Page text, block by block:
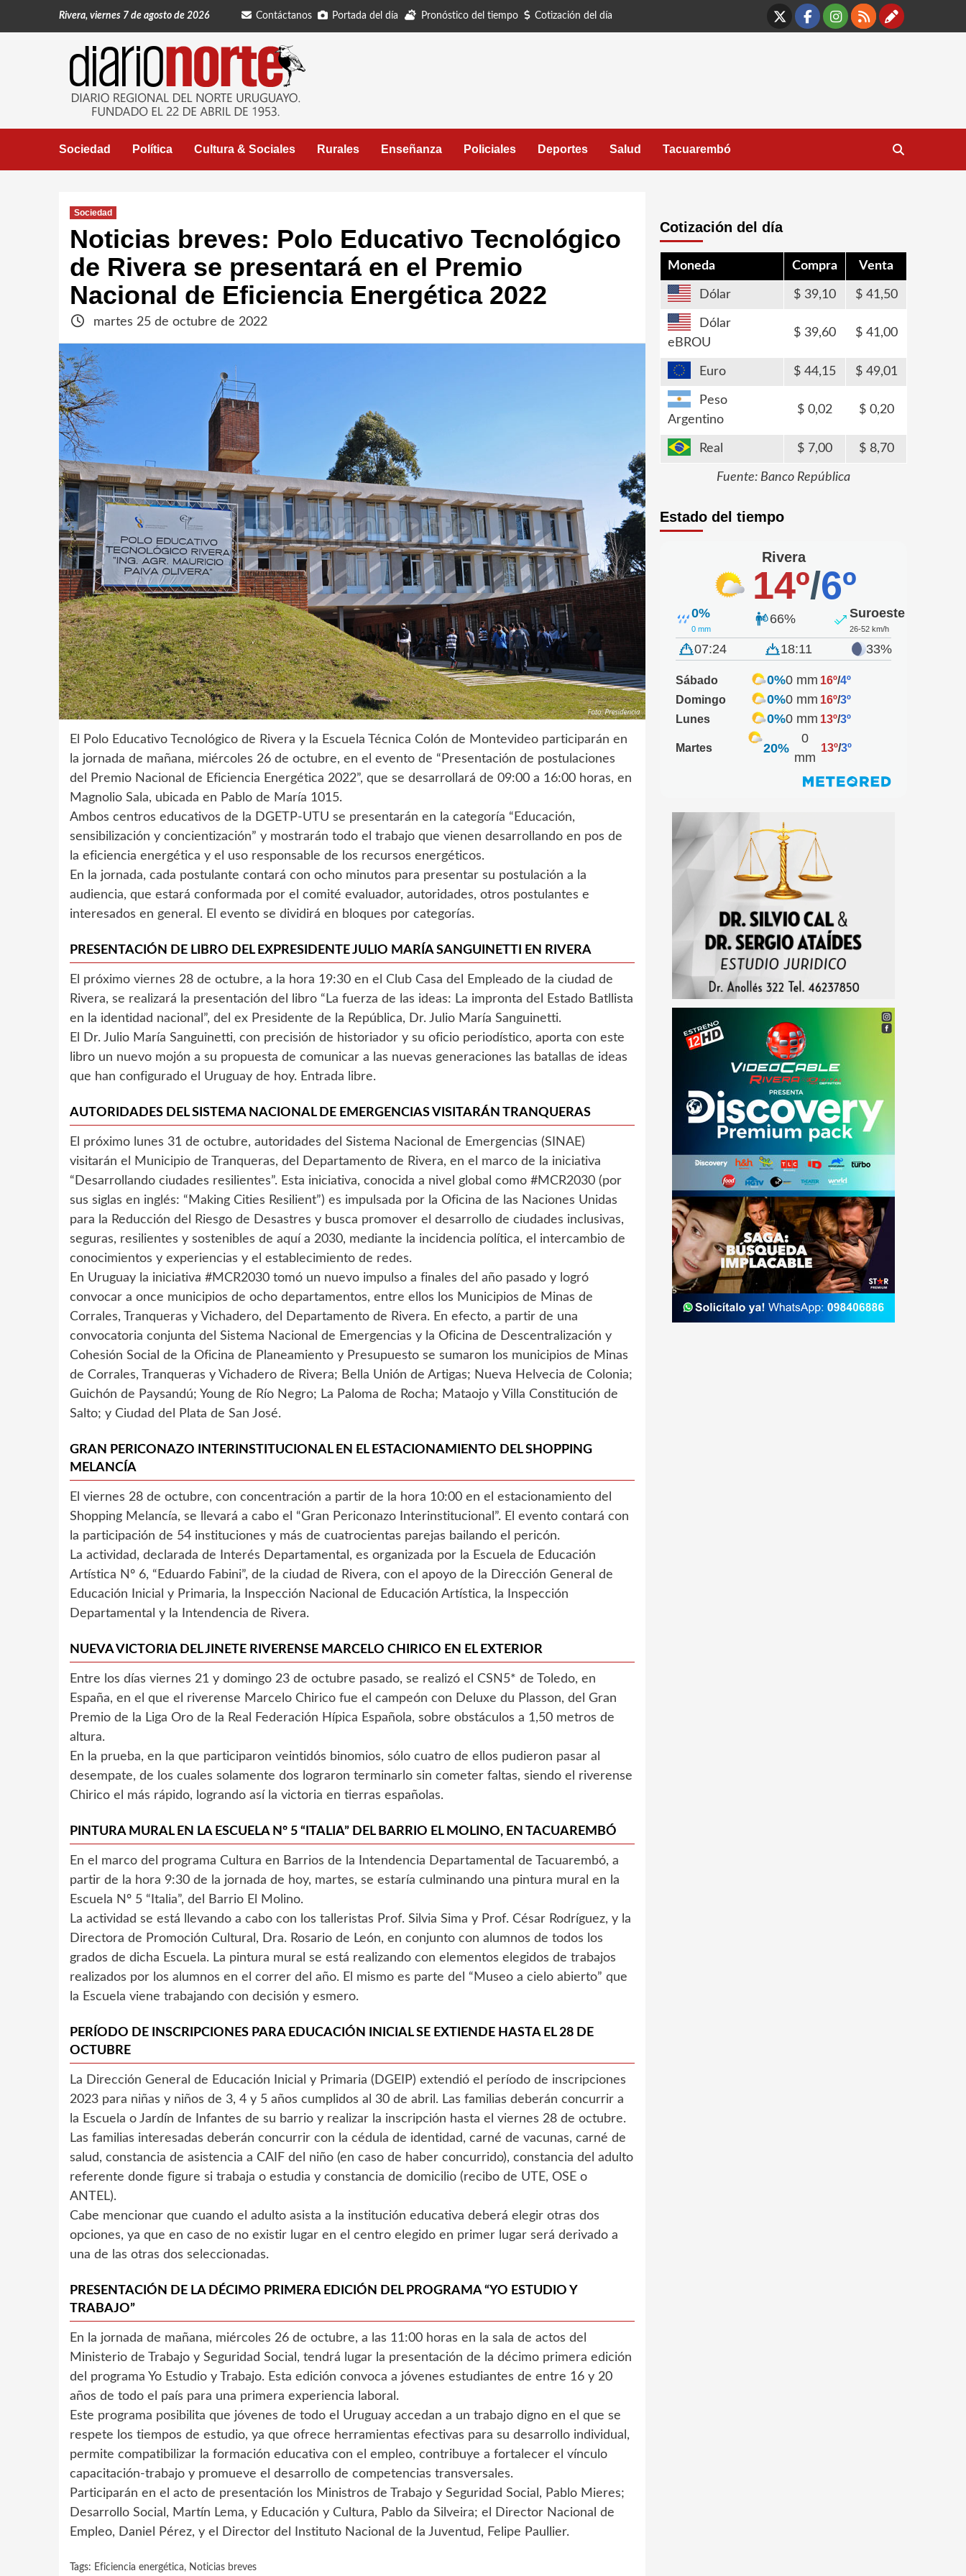
Rivera, viernes 7 de agosto de 2026 Contáctanos Portada del día Pronóstico del tiempo Cotización del día
X Facebook
Instagram
RSS
Sociedad Política Cultura & Sociales Rurales Enseñanza Policiales Deportes Salud Tacuarembó
Sociedad
Noticias breves: Polo Educativo Tecnológico
de Rivera se presentará en el Premio
Nacional de Eficiencia Energética 2022
martes 25 de octubre de 2022
El Polo Educativo Tecnológico de Rivera y la Escuela Técnica Colón de Montevideo participarán en
la jornada de mañana, miércoles 26 de octubre, en el evento de “Presentación de postulaciones
del Premio Nacional de Eficiencia Energética 2022”, que se desarrollará de 09:00 a 16:00 horas, en
Magnolio Sala, ubicada en Pablo de María 1015.
Ambos centros educativos de la DGETP-UTU se presentarán en la categoría “Educación,
sensibilización y concientización” y mostrarán todo el trabajo que vienen desarrollando en pos de
la eficiencia energética y el uso responsable de los recursos energéticos.
En la jornada, cada postulante contará con ocho minutos para presentar su postulación a la
audiencia, que estará conformada por el comité evaluador, autoridades, otros postulantes e
interesados en general. El evento se dividirá en bloques por categorías.
PRESENTACIÓN DE LIBRO DEL EXPRESIDENTE JULIO MARÍA SANGUINETTI EN RIVERA
El próximo viernes 28 de octubre, a la hora 19:30 en el Club Casa del Empleado de la ciudad de
Rivera, se realizará la presentación del libro “La fuerza de las ideas: La impronta del Estado Batllista
en la identidad nacional”, del ex Presidente de la República, Dr. Julio María Sanguinetti.
El Dr. Julio María Sanguinetti, con precisión de historiador y su oficio periodístico, aporta con este
libro un nuevo mojón a su propuesta de comunicar a las nuevas generaciones las batallas de ideas
que han configurado el Uruguay de hoy. Entrada libre.
AUTORIDADES DEL SISTEMA NACIONAL DE EMERGENCIAS VISITARÁN TRANQUERAS
El próximo lunes 31 de octubre, autoridades del Sistema Nacional de Emergencias (SINAE)
visitarán el Municipio de Tranqueras, del Departamento de Rivera, en el marco de la iniciativa
“Desarrollando ciudades resilientes”. Esta iniciativa, conocida a nivel global como #MCR2030 (por
sus siglas en inglés: “Making Cities Resilient”) es impulsada por la Oficina de las Naciones Unidas
para la Reducción del Riesgo de Desastres y busca promover el desarrollo de ciudades inclusivas,
seguras, resilientes y sostenibles de aquí a 2030, mediante la incidencia política, el intercambio de
conocimientos y experiencias y el establecimiento de redes.
En Uruguay la iniciativa #MCR2030 tomó un nuevo impulso a finales del año pasado y logró
convocar a once municipios de ocho departamentos, entre ellos los Municipios de Minas de
Corrales, Tranqueras y Vichadero, del Departamento de Rivera. En efecto, a partir de una
convocatoria conjunta del Sistema Nacional de Emergencias y la Oficina de Descentralización y
Cohesión Social de la Oficina de Planeamiento y Presupuesto se sumaron los municipios de Minas
de Corrales, Tranqueras y Vichadero de Rivera; Bella Unión de Artigas; Nueva Helvecia de Colonia;
Guichón de Paysandú; Young de Río Negro; La Paloma de Rocha; Mataojo y Villa Constitución de
Salto; y Ciudad del Plata de San José.
GRAN PERICONAZO INTERINSTITUCIONAL EN EL ESTACIONAMIENTO DEL SHOPPING
MELANCÍA
El viernes 28 de octubre, con concentración a partir de la hora 10:00 en el estacionamiento del
Shopping Melancía, se llevará a cabo el “Gran Periconazo Interinstitucional”. El evento contará con
la participación de 54 instituciones y más de cuatrocientas parejas bailando el pericón.
La actividad, declarada de Interés Departamental, es organizada por la Escuela de Educación
Artística Nº 6, “Eduardo Fabini”, de la ciudad de Rivera, con el apoyo de la Dirección General de
Educación Inicial y Primaria, la Inspección Nacional de Educación Artística, la Inspección
Departamental y la Intendencia de Rivera.
NUEVA VICTORIA DEL JINETE RIVERENSE MARCELO CHIRICO EN EL EXTERIOR
Entre los días viernes 21 y domingo 23 de octubre pasado, se realizó el CSN5* de Toledo, en
España, en el que el riverense Marcelo Chirico fue el campeón con Deluxe du Plasson, del Gran
Premio de la Liga Oro de la Real Federación Hípica Española, sobre obstáculos a 1,50 metros de
altura.
En la prueba, en la que participaron veintidós binomios, sólo cuatro de ellos pudieron pasar al
desempate, de los cuales solamente dos lograron terminarlo sin cometer faltas, siendo el riverense
Chirico el más rápido, logrando así la victoria en tierras españolas.
PINTURA MURAL EN LA ESCUELA Nº 5 “ITALIA” DEL BARRIO EL MOLINO, EN TACUAREMBÓ
En el marco del programa Cultura en Barrios de la Intendencia Departamental de Tacuarembó, a
partir de la hora 9:30 de la jornada de hoy, martes, se estaría culminando una pintura mural en la
Escuela Nº 5 “Italia”, del Barrio El Molino.
La actividad se está llevando a cabo con los talleristas Prof. Silvia Sima y Prof. César Rodríguez, y la
Directora de Promoción Cultural, Dra. Rosario de León, en conjunto con alumnos de todos los
grados de dicha Escuela. La pintura mural se está realizando con elementos elegidos de trabajos
realizados por los alumnos en el correr del año. El mismo es parte del “Museo a cielo abierto” que
la Escuela viene trabajando con decisión y esmero.
PERÍODO DE INSCRIPCIONES PARA EDUCACIÓN INICIAL SE EXTIENDE HASTA EL 28 DE
OCTUBRE
La Dirección General de Educación Inicial y Primaria (DGEIP) extendió el período de inscripciones
2023 para niñas y niños de 3, 4 y 5 años cumplidos al 30 de abril. Las familias deberán concurrir a
la Escuela o Jardín de Infantes de su barrio y realizar la inscripción hasta el viernes 28 de octubre.
Las familias interesadas deberán concurrir con la cédula de identidad, carné de vacunas, carné de
salud, constancia de asistencia a CAIF del niño (en caso de haber concurrido), constancia del adulto
referente donde figure si trabaja o estudia y constancia de domicilio (recibo de UTE, OSE o
ANTEL).
Cabe mencionar que cuando el adulto asista a la institución educativa deberá elegir otras dos
opciones, ya que en caso de no existir lugar en el centro elegido en primer lugar será derivado a
una de las otras dos seleccionadas.
PRESENTACIÓN DE LA DÉCIMO PRIMERA EDICIÓN DEL PROGRAMA “YO ESTUDIO Y
TRABAJO”
En la jornada de mañana, miércoles 26 de octubre, a las 11:00 horas en la sala de actos del
Ministerio de Trabajo y Seguridad Social, tendrá lugar la presentación de la décimo primera edición
del programa Yo Estudio y Trabajo. Esta edición convoca a jóvenes estudiantes de entre 16 y 20
años de todo el país para una primera experiencia laboral.
Este programa posibilita que jóvenes de todo el Uruguay accedan a un trabajo digno en el que se
respete los tiempos de estudio, ya que ofrece herramientas efectivas para su desarrollo individual,
permite compatibilizar la formación educativa con el empleo, contribuye a fortalecer el vínculo
capacitación-trabajo y promueve el desarrollo de competencias transversales.
Participarán en el acto de presentación los Ministros de Trabajo y Seguridad Social, Pablo Mieres;
Desarrollo Social, Martín Lema, y Educación y Cultura, Pablo da Silveira; el Director Nacional de
Empleo, Daniel Pérez, y el Director del Instituto Nacional de la Juventud, Felipe Paullier.
Tags: Eficiencia energética, Noticias breves
Cotización del día
Moneda Compra Venta
Dólar 39,10 41,50
Dólar
eBROU
39,60 41,00
Euro 44,15 49,01
Peso
Argentino
0,02 0,20
Real 7,00 8,70
Fuente: Banco República
Estado del tiempo
Rivera
14º/6º
0%
0 mm
66% Suroeste
26-52 km/h
07:24 18:11 33%
Sábado 0%0 mm 16º/4º
Domingo
0%0 mm 16º/3º
Lunes
0%0 mm 13º/3º
Martes 20%
0
mm
13º/3º